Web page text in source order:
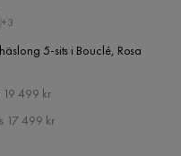
+3
5-sits i Bouclé, Rosa
19 499 kr
17 499 kr